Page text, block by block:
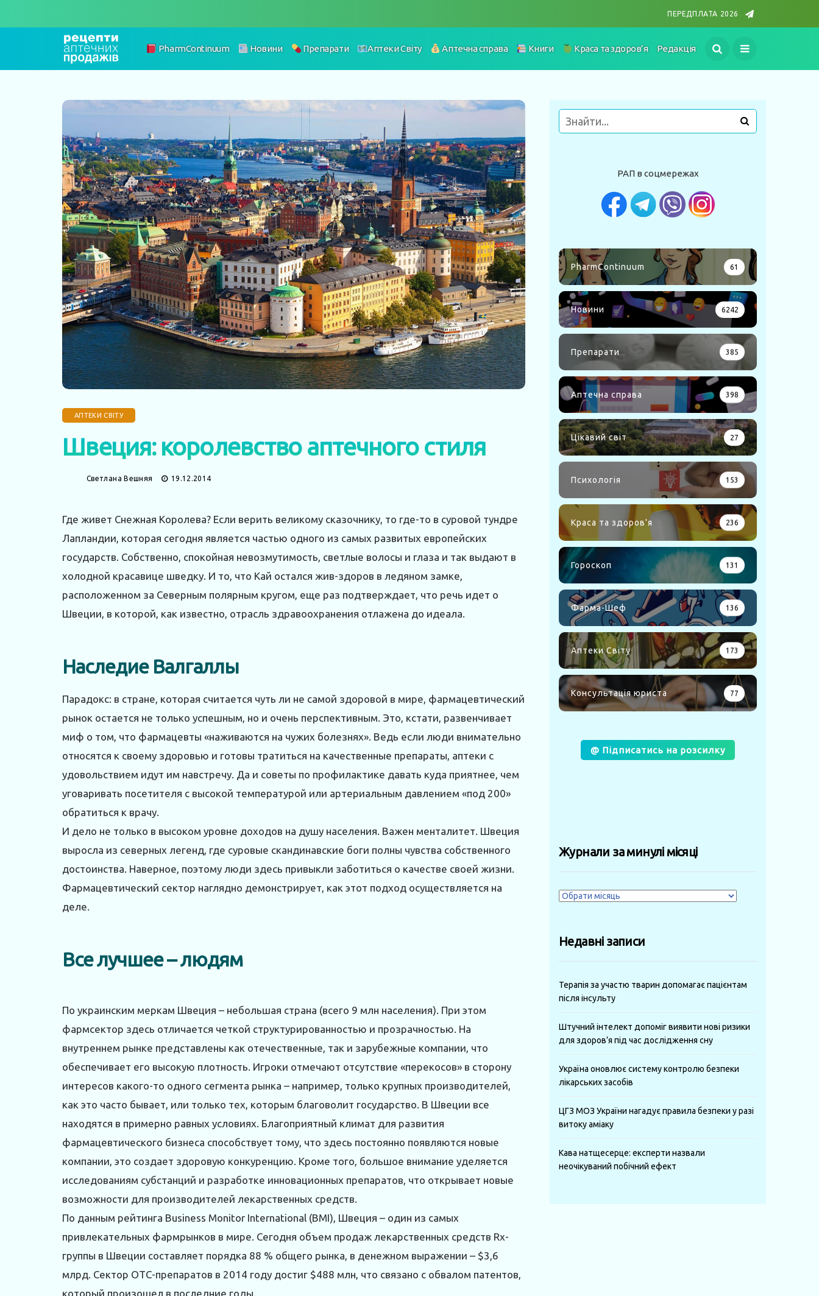
ПЕРЕДПЛАТА 2026
PharmContinuum Новини Препарати Аптеки Світу Аптечна справа Книги Краса та здоров’я Редакція
АПТЕКИ СВІТУ
Швеция: королевство аптечного стиля
Светлана Вешняя 19.12.2014
Где живет Снежная Королева? Если верить великому сказочнику, то где-то в суровой тундре
Лапландии, которая сегодня является частью одного из самых развитых европейских
государств. Собственно, спокойная невозмутимость, светлые волосы и глаза и так выдают в
холодной красавице шведку. И то, что Кай остался жив-здоров в ледяном замке,
расположенном за Северным полярным кругом, еще раз подтверждает, что речь идет о
Швеции, в которой, как известно, отрасль здравоохранения отлажена до идеала.
Наследие Валгаллы
Парадокс: в стране, которая считается чуть ли не самой здоровой в мире, фармацевтический
рынок остается не только успешным, но и очень перспективным. Это, кстати, развенчивает
миф о том, что фармацевты «наживаются на чужих болезнях». Ведь если люди внимательно
относятся к своему здоровью и готовы тратиться на качественные препараты, аптеки с
удовольствием идут им навстречу. Да и советы по профилактике давать куда приятнее, чем
уговаривать посетителя с высокой температурой или артериальным давлением «под 200»
обратиться к врачу.
И дело не только в высоком уровне доходов на душу населения. Важен менталитет. Швеция
выросла из северных легенд, где суровые скандинавские боги полны чувства собственного
достоинства. Наверное, поэтому люди здесь привыкли заботиться о качестве своей жизни.
Фармацевтический сектор наглядно демонстрирует, как этот подход осуществляется на
деле.
Все лучшее – людям
По украинским меркам Швеция – небольшая страна (всего 9 млн населения). При этом
фармсектор здесь отличается четкой структурированностью и прозрачностью. На
внутреннем рынке представлены как отечественные, так и зарубежные компании, что
обеспечивает его высокую плотность. Игроки отмечают отсутствие «перекосов» в сторону
интересов какого-то одного сегмента рынка – например, только крупных производителей,
как это часто бывает, или только тех, которым благоволит государство. В Швеции все
находятся в примерно равных условиях. Благоприятный климат для развития
фармацевтического бизнеса способствует тому, что здесь постоянно появляются новые
компании, это создает здоровую конкуренцию. Кроме того, большое внимание уделяется
исследованиям субстанций и разработке инновационных препаратов, что открывает новые
возможности для производителей лекарственных средств.
По данным рейтинга Business Monitor International (BMI), Швеция – один из самых
привлекательных фармрынков в мире. Сегодня объем продаж лекарственных средств Rx-
группы в Швеции составляет порядка 88 % общего рынка, в денежном выражении – $3,6
млрд. Сектор ОТС-препаратов в 2014 году достиг $488 млн, что связано с обвалом патентов,
который произошел в последние годы.
РАП в соцмережах
PharmContinuum 61
Новини 6242
Препарати 385
Аптечна справа 398
Цікавий світ 27
Психологія 153
Краса та здоров'я 236
Гороскоп 131
Фарма-Шеф 136
Аптеки Світу 173
Консультація юриста 77
@ Підписатись на розсилку
Журнали за минулі місяці
Журнали
місяці
Недавні записи
Терапія за участю тварин допомагає пацієнтам
після інсульту
Штучний інтелект допоміг виявити нові ризики
для здоров’я під час дослідження сну
Україна оновлює систему контролю безпеки
лікарських засобів
ЦГЗ МОЗ України нагадує правила безпеки у разі
витоку аміаку
Кава натщесерце: експерти назвали
неочікуваний побічний ефект